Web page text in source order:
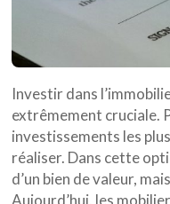
Investir dans
extrêmement cruciale.
investissements les
réaliser. Dans cette
d’un bien de valeur,
Aujourd’hui, les